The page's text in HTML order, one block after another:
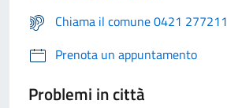
Chiama il comune 0421 277211
Prenota un appuntamento
Problemi in città